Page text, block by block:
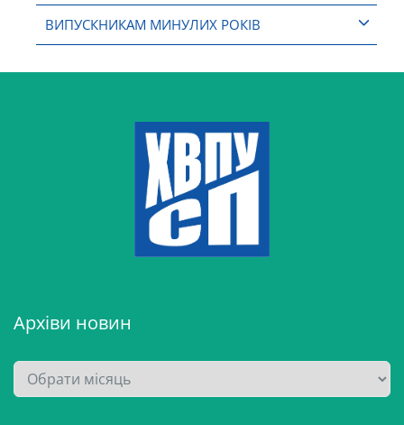
ВИПУСКНИКАМ МИНУЛИХ РОКІВ
Архіви новин
А
р